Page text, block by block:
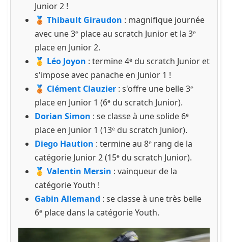
Junior 2 !
🥉 Thibault Giraudon : magnifique journée
avec une 3ᵉ place au scratch Junior et la 3ᵉ
place en Junior 2.
🥇 Léo Joyon : termine 4ᵉ du scratch Junior et
s'impose avec panache en Junior 1 !
🥉 Clément Clauzier : s'offre une belle 3ᵉ
place en Junior 1 (6ᵉ du scratch Junior).
Dorian Simon : se classe à une solide 6ᵉ
place en Junior 1 (13ᵉ du scratch Junior).
Diego Haution : termine au 8ᵉ rang de la
catégorie Junior 2 (15ᵉ du scratch Junior).
🥇 Valentin Mersin : vainqueur de la
catégorie Youth !
Gabin Allemand : se classe à une très belle
6ᵉ place dans la catégorie Youth.